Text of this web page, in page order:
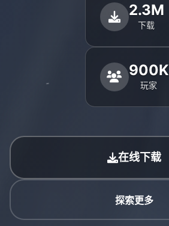
2.3M
下载
900K
玩家
在线下载
探索更多